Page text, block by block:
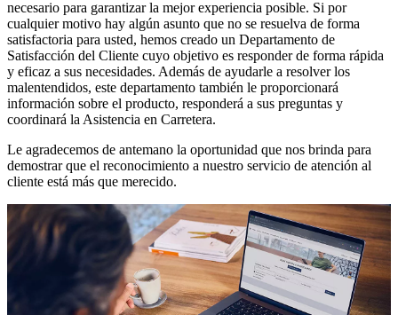
necesario para garantizar la mejor experiencia posible. Si por
cualquier motivo hay algún asunto que no se resuelva de forma
satisfactoria para usted, hemos creado un Departamento de
Satisfacción del Cliente cuyo objetivo es responder de forma rápida
y eficaz a sus necesidades. Además de ayudarle a resolver los
malentendidos, este departamento también le proporcionará
información sobre el producto, responderá a sus preguntas y
coordinará la Asistencia en Carretera.
Le agradecemos de antemano la oportunidad que nos brinda para
demostrar que el reconocimiento a nuestro servicio de atención al
cliente está más que merecido.